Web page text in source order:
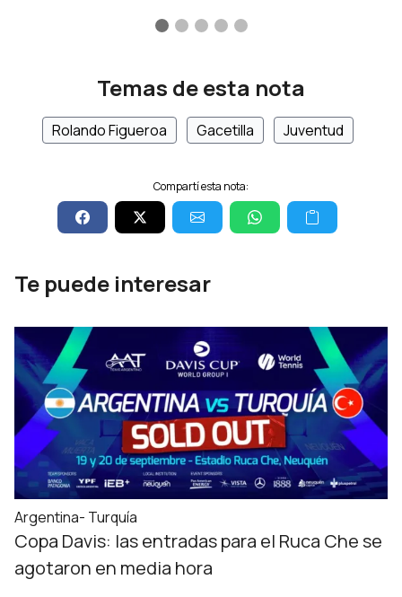
Temas de esta nota
Rolando Figueroa Gacetilla Juventud
Compartí esta nota:
Te puede interesar
Argentina- Turquía
Copa Davis: las entradas para el Ruca Che se
agotaron en media hora